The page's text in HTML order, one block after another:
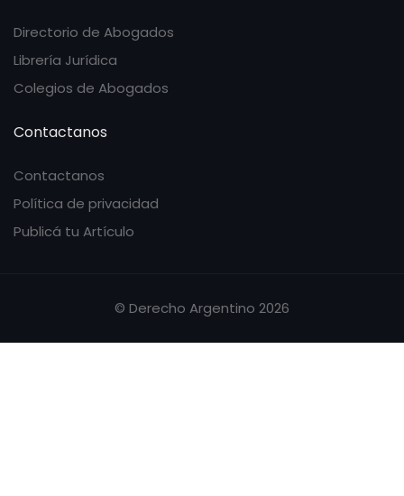
Directorio de Abogados
Librería Jurídica
Colegios de Abogados
Contactanos
Contactanos
Política de privacidad
Publicá tu Artículo
© Derecho Argentino 2026